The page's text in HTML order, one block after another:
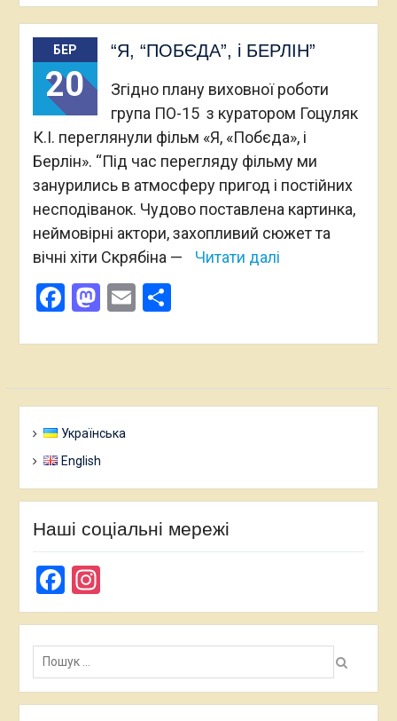
БЕР
20
“Я, “ПОБЄДА”, і БЕРЛІН”
Згідно плану виховної роботи
група ПО-15 з куратором Гоцуляк
К.І. переглянули фільм «Я, «Побєда», і
Берлін». “Під час перегляду фільму ми
занурились в атмосферу пригод і постійних
несподіванок. Чудово поставлена картинка,
неймовірні актори, захопливий сюжет та
вічні хіти Скрябіна —
Читати далі
Facebook
Mastodon
EmailПоділитися
Українська
English
Наші соціальні мережі
Facebook
Instagram
Пошук: